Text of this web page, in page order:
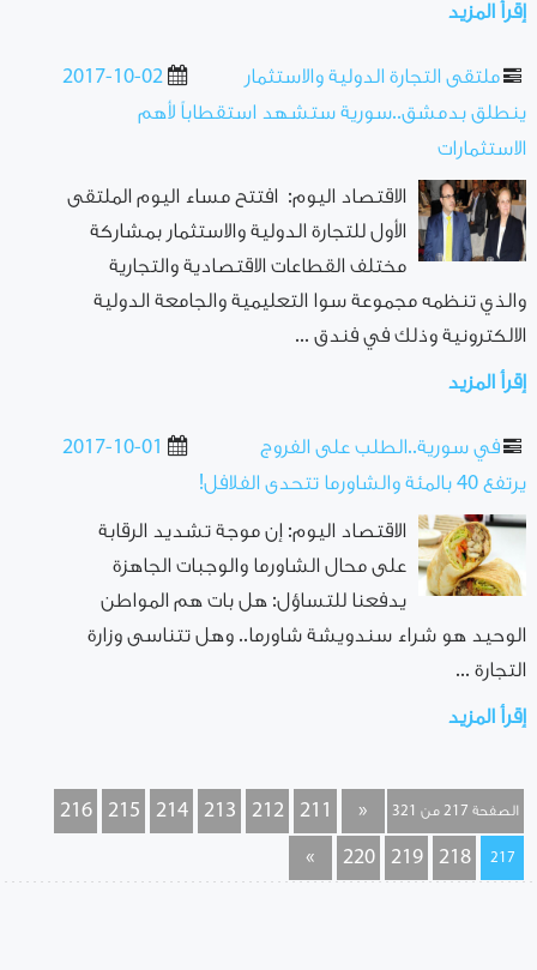
إقرأ المزيد
2017-10-02
ملتقى التجارة الدولية والاستثمار
ينطلق بدمشق..سورية ستشهد استقطاباً لأهم
الاستثمارات
الاقتصاد اليوم: افتتح مساء اليوم الملتقى
الأول للتجارة الدولية والاستثمار بمشاركة
مختلف القطاعات الاقتصادية والتجارية
والذي تنظمه مجموعة سوا التعليمية والجامعة الدولية
الالكترونية وذلك في فندق ...
إقرأ المزيد
2017-10-01
في سورية..الطلب على الفروج
يرتفع 40 بالمئة والشاورما تتحدى الفلافل!
الاقتصاد اليوم: إن موجة تشديد الرقابة
على محال الشاورما والوجبات الجاهزة
يدفعنا للتساؤل: هل بات هم المواطن
الوحيد هو شراء سندويشة شاورما.. وهل تتناسى وزارة
التجارة ...
إقرأ المزيد
الصفحة 217 من 321 «
211
212
213
214
215
216
217
218
219
220
»